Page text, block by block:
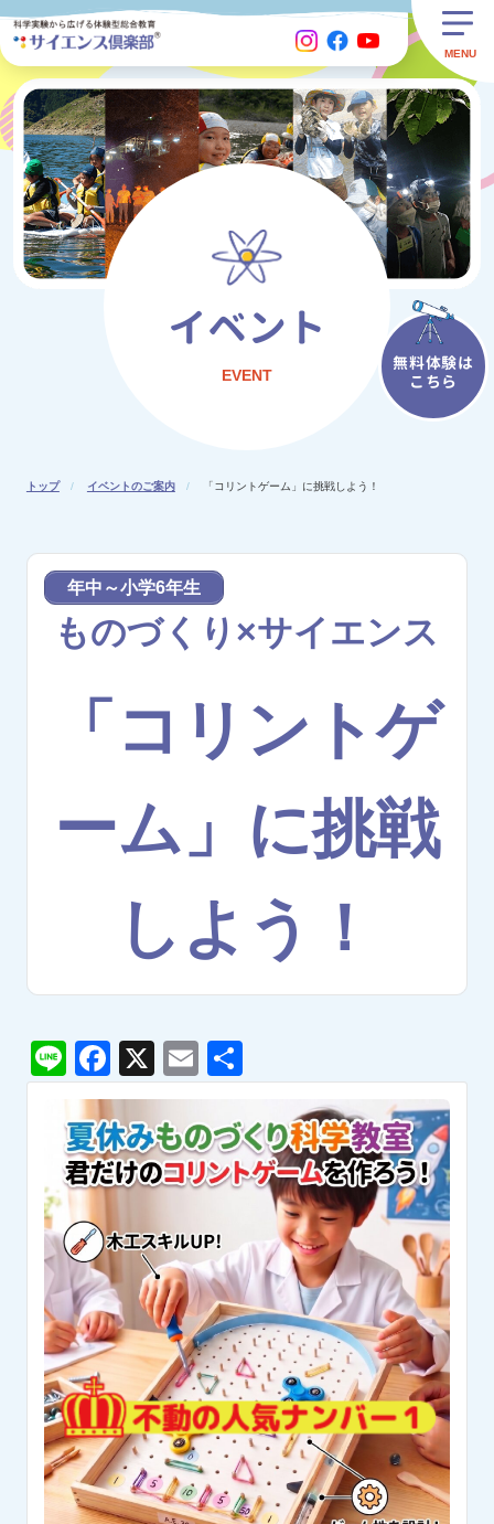
無料体験は
こちら
イベント
EVENT
トップ イベントのご案内 「コリントゲーム」に挑戦しよう！
年中～小学6年生
ものづくり×サイエンス
「コリントゲ
ーム」に挑戦
しよう！
LineFacebook
X Email
有